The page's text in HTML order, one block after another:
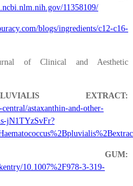
11358109/
blogs/ingredients/c12-c16-
of Clinical and Aesthetic
EXTRACT:
astaxanthin-and-other-
jN1TYzSvFr?
GUM:
10.1007%2F978-3-319-